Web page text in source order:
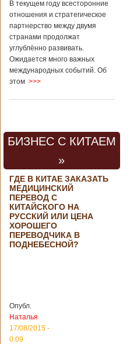
вертолета. Такое
заявление сделала
региональной
политике и
международному
сотрудничеству
государственной
корпорации
Кладов
аэрокосмической
выставки Aero
Бангалоре в
Индии. Контракт
между Китаем и
Россией на
разработку,
Подробнее...
Опубликовано
21/02/2019 - 22:26
В Китае найден
древний
Китайским
археологам
В текущем году всесторонние
отношения и стратегическое
партнерство между двумя
странами продолжат
углублённо развивать.
Ожидается много важных
международных событий. Об
этом >>>
БИЗНЕС С КИТАЕМ
»
ГДЕ В КИТАЕ ЗАКАЗАТЬ
МЕДИЦИНСКИЙ
ПЕРЕВОД С
КИТАЙСКОГО НА
РУССКИЙ ИЛИ ЦЕНА
ХОРОШЕГО
ПЕРЕВОДЧИКА В
ПОДНЕБЕСНОЙ?
Опубл.
Наталья
17/08/2015 -
0:09